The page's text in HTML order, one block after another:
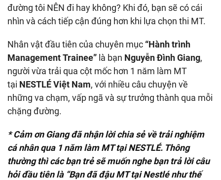
đường tôi NÊN đi hay không? Khi đó, bạn sẽ có cái
nhìn và cách tiếp cận đúng hơn khi lựa chọn thi MT.
Nhân vật đầu tiên của chuyên mục “Hành trình
ManagementTrainee” là bạn Nguyễn Đình Giang,
người vừa trải qua cột mốc hơn 1 năm làm MT
tại NESTLÉ Việt Nam, với nhiều câu chuyện về
những va chạm, vấp ngã và sự trưởng thành qua mỗi
chặng đường.
* Cảm ơn Giang đã nhận lời chia sẻ về trải nghiệm
cá nhân qua 1 năm làm MT tại NESTLÉ. Thông
thường thì các bạn trẻ sẽ muốn nghe bạn trả lời câu
hỏi đầu tiên là “Bạn đã đậu MT tại Nestlé như thế